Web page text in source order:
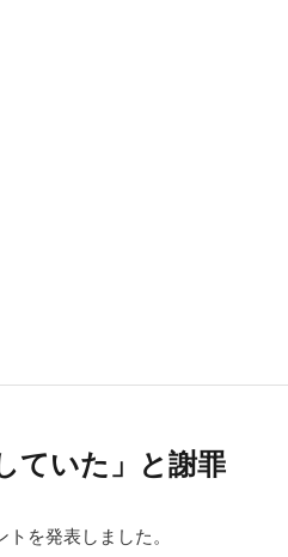
ていた」と謝罪
を発表しました。